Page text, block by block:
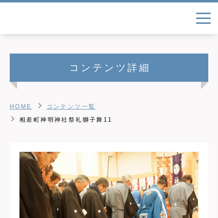
コンテンツ詳細
HOME
コンテンツ一覧
相差町神明神社祭礼獅子舞11